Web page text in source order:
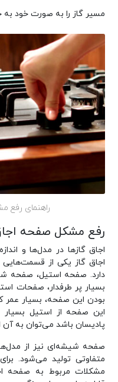
مسیر گاز را به صورت خود
راهنمای رفع
رفع مشکل صفحه
اجاق گازها در مدل‌ها و
اجاق گاز یکی از
دارد. صفحه استیل، صفحه
بسیار پر طرفدار، صفحات
بودن این صفحه، بسیار
این صفحه از استیل
پادیسان باشد می‌توان به آن
صفحه شیشه‌ای نیز از
متفاوتی تولید می‌شود.
مشکلات مربوط به صفحه